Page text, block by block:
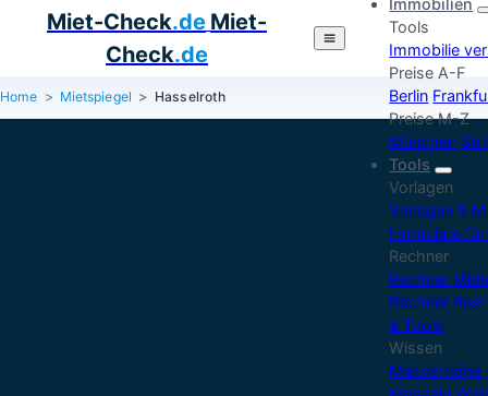
Miet-Check.de Miet-
Check.de
Immobilien
Tools
Immobilie
Preise A-F
Berlin
Preise M-Z
München
Tools
Vorlagen
Vorlagen &
Formulare
Rechner
Rechner
Rechner
& Tools
Wissen
Mietverträge
Home Mietspiegel Hasselroth